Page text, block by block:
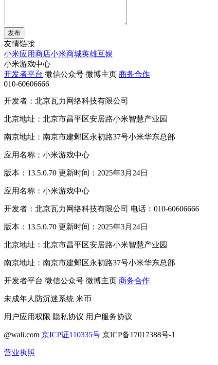
发布
友情链接
小米应用商店小米商城英雄互娱
小米游戏中心
开发者平台 微信公众号 微博主页 商务合作
010-60606666
开发者：北京瓦力网络科技有限公司
北京地址：北京市昌平区安居路小米智慧产业园
南京地址：南京市建邺区永初路37号小米华东总部
应用名称：小米游戏中心
版本：13.5.0.70 更新时间：2025年3月24日
应用名称：小米游戏中心
开发者：北京瓦力网络科技有限公司 电话：010-60606666
版本：13.5.0.70 更新时间：2025年3月24日
北京地址：北京市昌平区安居路小米智慧产业园
南京地址：南京市建邺区永初路37号小米华东总部
开发者平台 微信公众号 微博主页 商务合作
未成年人防沉迷系统 米币
用户应用权限 隐私协议 用户服务协议
@wali.com 京ICP证110335号 京ICP备17017388号-1
营业执照